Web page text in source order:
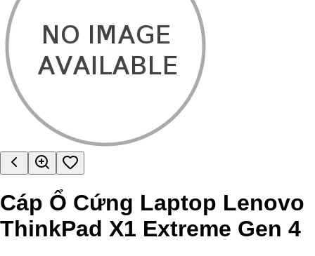
Cáp Ổ Cứng Laptop Lenovo
ThinkPad X1 Extreme Gen 4